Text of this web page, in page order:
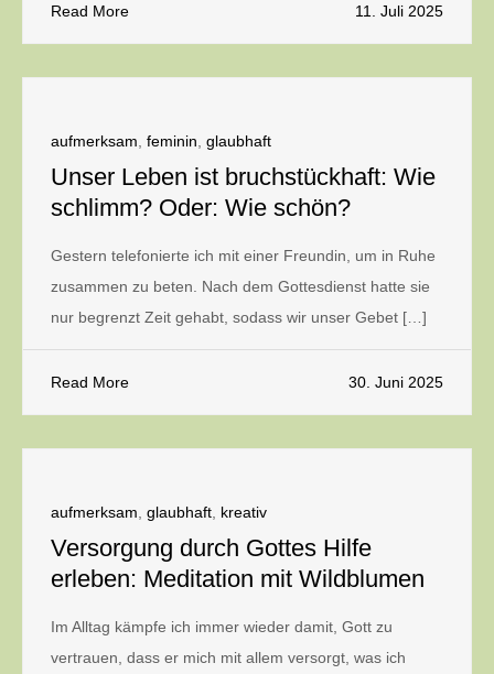
Read More 11. Juli 2025
aufmerksam feminin glaubhaft
Unser Leben ist bruchstückhaft: Wie
schlimm? Oder: Wie schön?
Gestern telefonierte ich mit einer Freundin, um in Ruhe
zusammen zu beten. Nach dem Gottesdienst hatte sie
nur begrenzt Zeit gehabt, sodass wir unser Gebet […]
Read More 30. Juni 2025
aufmerksam glaubhaft kreativ
Versorgung durch Gottes Hilfe
erleben: Meditation mit Wildblumen
Im Alltag kämpfe ich immer wieder damit, Gott zu
vertrauen, dass er mich mit allem versorgt, was ich